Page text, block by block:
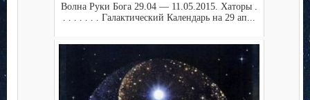
Волна Руки Бога 29.04 — 11.05.2015. Хаторы .
. . . . . . . Галактический Календарь на 29 ап...